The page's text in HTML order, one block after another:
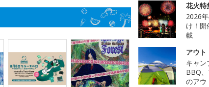
花火特
2026
け！開
載
アウト
キャン
BBQ
のアウ